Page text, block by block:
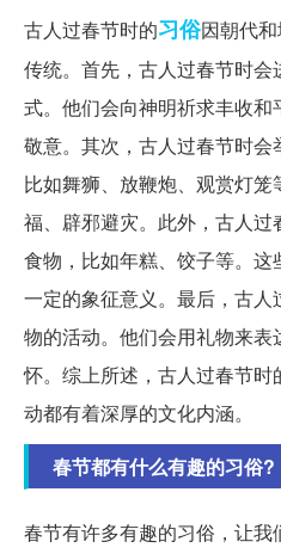
古人过春节时的习俗因朝代
传统。首先，古人过春节时
式。他们会向神明祈求丰收
敬意。其次，古人过春节时会
比如舞狮、放鞭炮、观赏灯
福、辟邪避灾。此外，古人
食物，比如年糕、饺子等。
一定的象征意义。最后，古
物的活动。他们会用礼物来
怀。综上所述，古人过春节
动都有着深厚的文化内涵。
春节都有什么有趣的习俗?
春节有许多有趣的习俗，让